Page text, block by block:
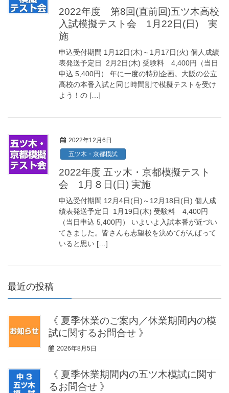
2022年度 第8回(直前回)五ツ木高校
入試模擬テスト会 1月22日(日) 実
施
申込受付期間 1月12日(木)～1月17日(火) 個人成績
表発送予定日 2月2日(木) 受験料 4,400円（当日
申込 5,400円） 年に一度の特別企画。大阪の公立
高校の本番入試と同じ時間割で模擬テストを受け
よう！の […]
2022年12月6日
五ツ木・京都模試
2022年度 五ッ木・京都模擬テスト
会 1月８日(日) 実施
申込受付期間 12月4日(日)～12月18日(日) 個人成
績表発送予定日 1月19日(木) 受験料 4,400円
（当日申込 5,400円） いよいよ入試本番が近づい
てきました。皆さんも志望校を決めてがんばって
いると思い […]
最近の投稿
《 夏季休業のご案内／休業期間内の模
試に関するお問合せ 》
2026年8月5日
《 夏季休業期間内の五ツ木模試に関す
るお問合せ 》